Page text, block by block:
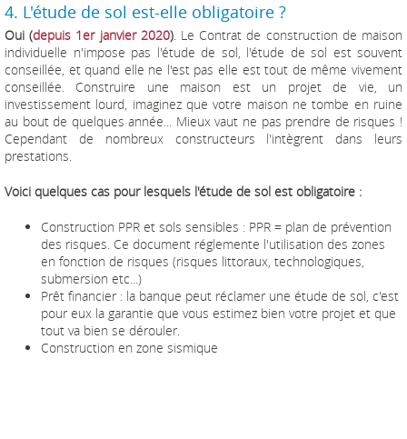
4. L'étude de sol est-elle obligatoire ?
Oui (depuis 1er janvier 2020). Le Contrat de construction de maison
individuelle n'impose pas l'étude de sol, l'étude de sol est souvent
conseillée, et quand elle ne l'est pas elle est tout de même vivement
conseillée. Construire une maison est un projet de vie, un
investissement lourd, imaginez que votre maison ne tombe en ruine
au bout de quelques année... Mieux vaut ne pas prendre de risques !
Cependant de nombreux constructeurs l'intègrent dans leurs
prestations.
Voici quelques cas pour lesquels l'étude de sol est obligatoire :
Construction PPR et sols sensibles : PPR = plan de prévention
des risques. Ce document réglemente l'utilisation des zones
en fonction de risques (risques littoraux, technologiques,
submersion etc...)
Prêt financier : la banque peut réclamer une étude de sol, c'est
pour eux la garantie que vous estimez bien votre projet et que
tout va bien se dérouler.
Construction en zone sismique